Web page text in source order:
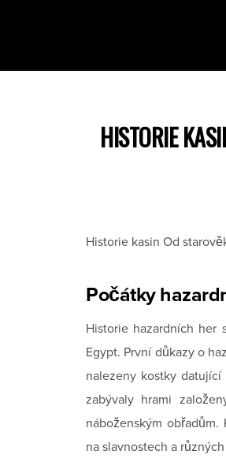
HISTORIE
Historie kasin Od
Počátky
Historie hazardních her
Egypt. První důkazy o
nalezeny kostky
zabývaly hrami
náboženským
na slavnostech a